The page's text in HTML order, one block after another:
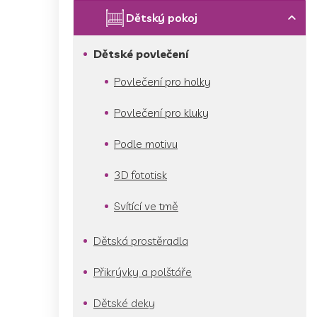
Dětský pokoj
Dětské povlečení
Povlečení pro holky
Povlečení pro kluky
Podle motivu
3D fototisk
Svítící ve tmě
Dětská prostěradla
Přikrývky a polštáře
Dětské deky